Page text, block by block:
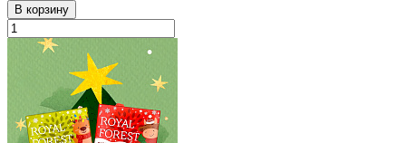
В корзину